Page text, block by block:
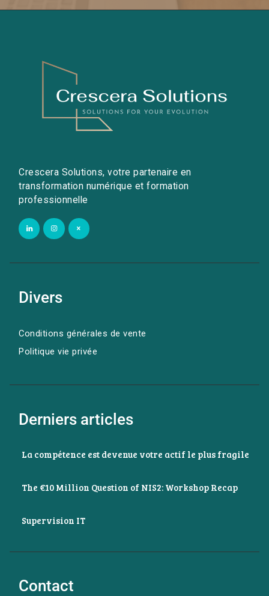
Crescera Solutions, votre partenaire en
transformation numérique et formation
professionnelle
Divers
Conditions générales de vente
Politique vie privée
Derniers articles
La compétence est devenue votre actif le plus fragile
The €10 Million Question of NIS2: Workshop Recap
Supervision IT
Contact